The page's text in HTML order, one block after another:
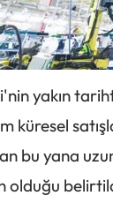
yakın
küresel
bu yana
olduğu